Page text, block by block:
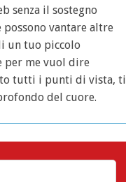
senza il sostegno
possono vantare altre
un tuo piccolo
per me vuol dire
tutti i punti di vista, ti
del cuore.